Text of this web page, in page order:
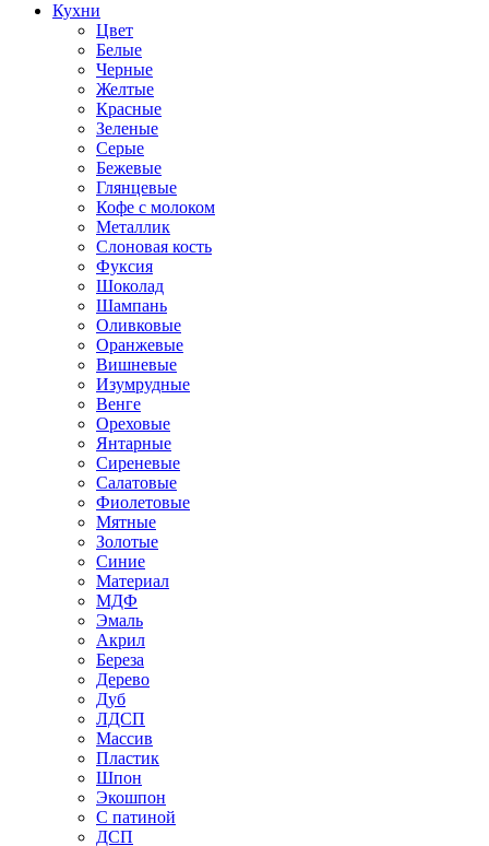
Кухни
Цвет
Белые
Черные
Желтые
Красные
Зеленые
Серые
Бежевые
Глянцевые
Кофе с молоком
Металлик
Слоновая кость
Фуксия
Шоколад
Шампань
Оливковые
Оранжевые
Вишневые
Изумрудные
Венге
Ореховые
Янтарные
Сиреневые
Салатовые
Фиолетовые
Мятные
Золотые
Синие
Материал
МДФ
Эмаль
Акрил
Береза
Дерево
Дуб
ЛДСП
Массив
Пластик
Шпон
Экошпон
С патиной
ДСП